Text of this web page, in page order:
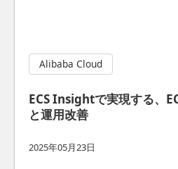
Alibaba Cloud
ECS Insightで実現する、
と運用改善
2025年05月23日